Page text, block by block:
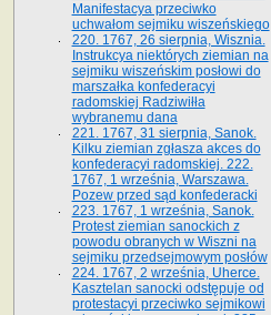
Manifestacya przeciwko
uchwałom sejmiku wiszeńskiego
220. 1767, 26 sierpnia, Wisznia.
Instrukcya niektórych ziemian na
sejmiku wiszeńskim posłowi do
marszałka konfe­deracyi
radomskiej Radziwiłła
wybranemu dana
221. 1767, 31 sierpnia, Sanok.
Kilku ziemian zgłasza akces do
konfederacyi radomskiej. 222.
1767, 1 września, Warszawa.
Pozew przed sąd konfederacki
223. 1767, 1 września, Sanok.
Protest ziemian sanockich z
powodu obranych w Wiszni na
sejmiku przedsejmo­wym posłów
224. 1767, 2 września, Uherce.
Kasztelan sanocki odstępuje od
protestacyi przeciwko sejmikowi